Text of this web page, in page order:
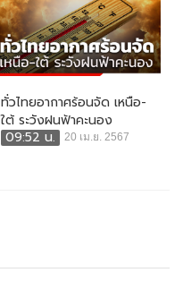
ทั่วไทยอากาศร้อนจัด เหนือ-
ใต้ ระวังฝนฟ้าคะนอง
09:52 น.
20 เม.ย. 2567